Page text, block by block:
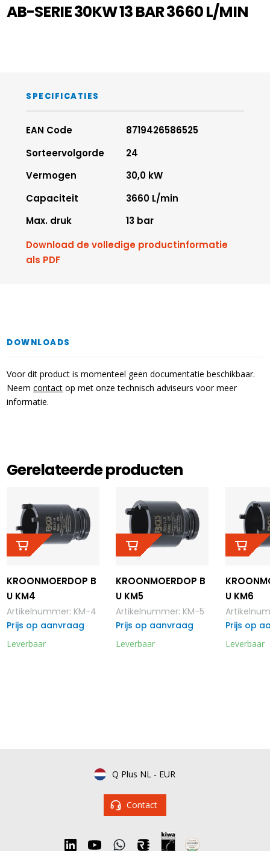
AB-SERIE 30KW 13 BAR 3660 L/MIN
SPECIFICATIES
EAN Code
8719426586525
Sorteervolgorde
24
Vermogen
30,0 kW
Capaciteit
3660 L/min
Max. druk
13 bar
Download de volledige productinformatie
als PDF
DOWNLOADS
Voor dit product is momenteel geen documentatie beschikbaar.
Neemcontact op met onze technisch adviseurs voor meer
informatie.
Gerelateerde producten
KROONMOERDOP B
U KM4
Artikelnummer: KM-4
Prijs op aanvraag
Leverbaar
KROONMOERDOP B
U KM5
Artikelnummer: KM-5
Prijs op aanvraag
Leverbaar
U KM6
Prijs op
Leverbaar
Q Plus NL - EUR
Contact